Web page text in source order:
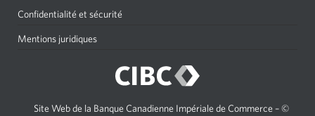
Confidentialité et sécurité
Mentions juridiques
Site Web de la Banque Canadienne Impériale de Commerce – ©